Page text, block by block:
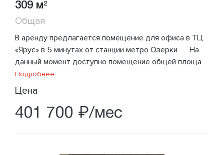
309 м2
Общая
В аренду предлагается помещение для офиса в ТЦ
«Ярус» в 5 минутах от станции метро Озерки На
данный момент доступно помещение общей площа
Подробнее
Цена
401 700 ₽/мес